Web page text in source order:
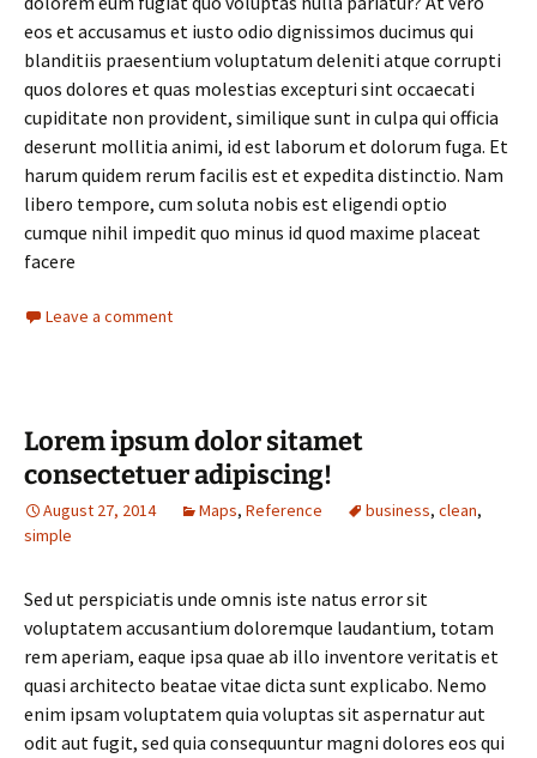
eos et accusamus et iusto odio dignissimos ducimus qui
blanditiis praesentium voluptatum deleniti atque corrupti
quos dolores et quas molestias excepturi sint occaecati
cupiditate non provident, similique sunt in culpa qui officia
deserunt mollitia animi, id est laborum et dolorum fuga. Et
harum quidem rerum facilis est et expedita distinctio. Nam
libero tempore, cum soluta nobis est eligendi optio
cumque nihil impedit quo minus id quod maxime placeat
facere
Leave a comment
Lorem ipsum dolor sitamet
consectetuer adipiscing!
August 27, 2014 Maps, Reference business, clean,
simple
Sed ut perspiciatis unde omnis iste natus error sit
voluptatem accusantium doloremque laudantium, totam
rem aperiam, eaque ipsa quae ab illo inventore veritatis et
quasi architecto beatae vitae dicta sunt explicabo. Nemo
enim ipsam voluptatem quia voluptas sit aspernatur aut
odit aut fugit, sed quia consequuntur magni dolores eos qui